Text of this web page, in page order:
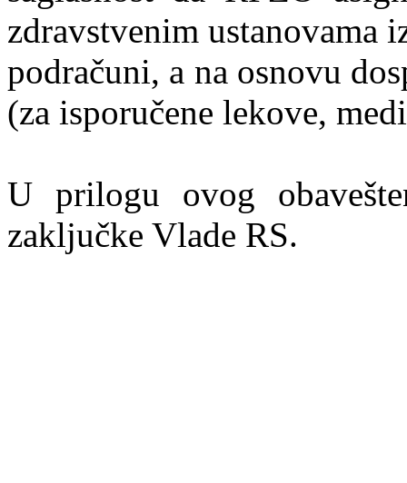
zdravstvenim ustanovama
podračuni, a na osnovu
(za isporučene lekove,
U prilogu ovog
zaklјučke Vlade RS.